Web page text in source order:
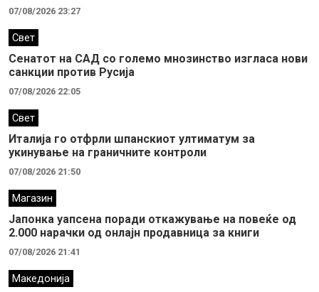
07/08/2026 23:27
Свет
Сенатот на САД со големо мнозинство изгласа нови
санкции против Русија
07/08/2026 22:05
Свет
Италија го отфрли шпанскиот ултиматум за
укинување на граничните контроли
07/08/2026 21:50
Магазин
Јапонка уапсена поради откажување на повеќе од
2.000 нарачки од онлајн продавница за книги
07/08/2026 21:41
Македонија